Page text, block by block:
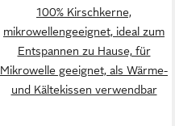
100% Kirschkerne,
mikrowellengeeignet, ideal zum
Entspannen zu Hause, für
Mikrowelle geeignet, als Wärme-
und Kältekissen verwendbar